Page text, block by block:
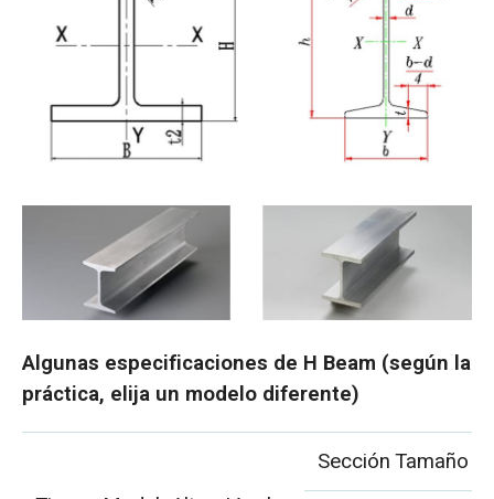
Algunas especificaciones de H Beam (según la
práctica, elija un modelo diferente)
Sección Tamaño